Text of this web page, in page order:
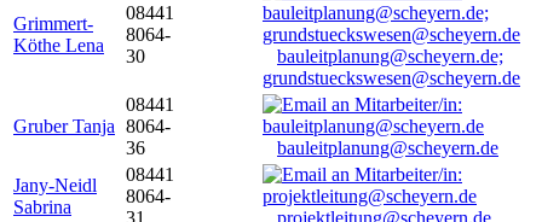
Grimmert-
Köthe Lena
08441
8064-
30
bauleitplanung@scheyern.de;
grundstueckswesen@scheyern.de
Gruber Tanja
08441
8064-
36
bauleitplanung@scheyern.de
Jany-Neidl
Sabrina
08441
8064-
31
projektleitung@scheyern.de